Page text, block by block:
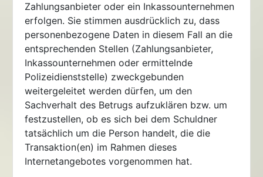
Zahlungsanbieter oder ein Inkassounternehmen
erfolgen. Sie stimmen ausdrücklich zu, dass
personenbezogene Daten in diesem Fall an die
entsprechenden Stellen (Zahlungsanbieter,
Inkassounternehmen oder ermittelnde
Polizeidienststelle) zweckgebunden
weitergeleitet werden dürfen, um den
Sachverhalt des Betrugs aufzuklären bzw. um
festzustellen, ob es sich bei dem Schuldner
tatsächlich um die Person handelt, die die
Transaktion(en) im Rahmen dieses
Internetangebotes vorgenommen hat.